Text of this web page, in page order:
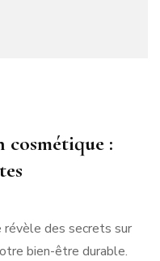
:
révèle des secrets sur
bien-être durable.